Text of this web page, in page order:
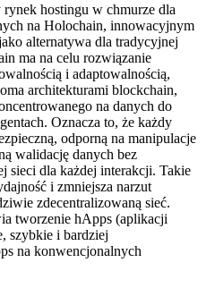
hostingu w chmurze dla
na Holochain, innowacyjnym
alternatywa dla tradycyjnej
ma na celu rozwiązanie
i adaptowalnością,
architekturami blockchain,
na danych do
Oznacza to, że każdy
odporną na manipulacje
walidację danych bez
sieci dla każdej interakcji. Takie
i zmniejsza narzut
zdecentralizowaną sieć.
tworzenie hApps (aplikacji
szybkie i bardziej
na konwencjonalnych